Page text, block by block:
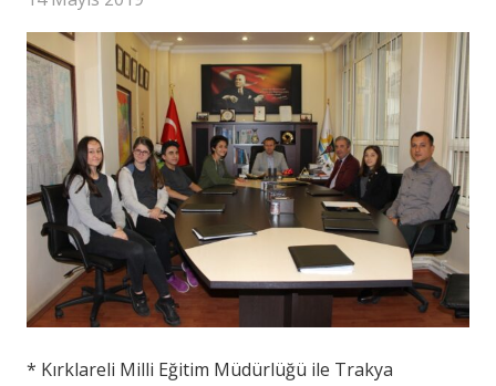
* Kırklareli Milli Eğitim Müdürlüğü ile Trakya